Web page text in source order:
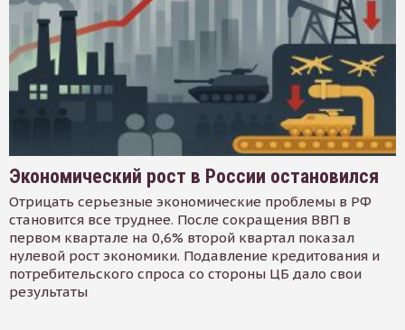
Экономический рост в России остановился
Отрицать серьезные экономические проблемы в РФ
становится все труднее. После сокращения ВВП в
первом квартале на 0,6% второй квартал показал
нулевой рост экономики. Подавление кредитования и
потребительского спроса со стороны ЦБ дало свои
результаты